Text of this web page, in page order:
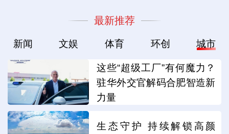
最新推荐
新闻 文娱 体育 环创 城市
这些“超级工厂”有何魔力？
驻华外交官解码合肥智造新
力量
生态守护 持续解锁高颜